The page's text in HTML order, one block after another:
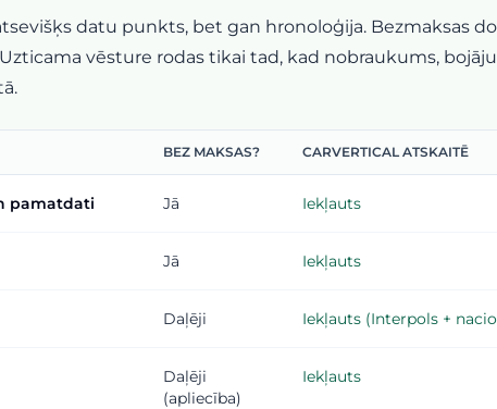
datu punkts, bet gan hronoloģija. Bezmaksas
vēsture rodas tikai tad, kad nobraukums,
BEZ MAKSAS? CARVERTICAL ATSKAITĒ
pamatdati Jā Iekļauts
Jā Iekļauts
Daļēji Iekļauts (Interpols +
Daļēji
(apliecība)
Iekļauts